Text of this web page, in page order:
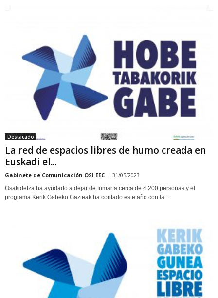
Destacado
La red de espacios libres de humo creada en
Euskadi el...
Gabinete de Comunicación OSI EEC - 31/05/2023
Osakidetza ha ayudado a dejar de fumar a cerca de 4.200 personas y el
programa Kerik Gabeko Gazteak ha contado este año con la...